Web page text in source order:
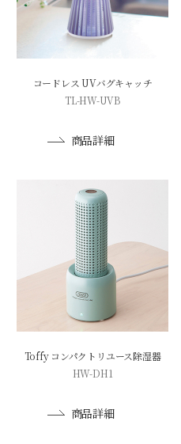
コードレス UVバグキャッチ
TL-HW-UVB
商品詳細
Toffy コンパクトリユース除湿器
HW-DH1
商品詳細